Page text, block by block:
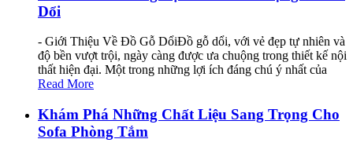
Dổi
- Giới Thiệu Về Đồ Gỗ DổiĐồ gỗ dổi, với vẻ đẹp tự nhiên và
độ bền vượt trội, ngày càng được ưa chuộng trong thiết kế nội
thất hiện đại. Một trong những lợi ích đáng chú ý nhất của
Read More
Khám Phá Những Chất Liệu Sang Trọng Cho
Sofa Phòng Tắm